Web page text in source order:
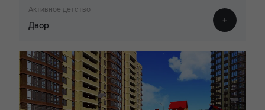
Активное детство
Двор